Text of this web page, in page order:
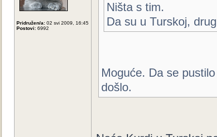
Pridružen/a: 02 svi 2009, 16:45
Postovi: 6992
Ništa s tim.
Da su u Turskoj,
Moguće. Da se
došlo.